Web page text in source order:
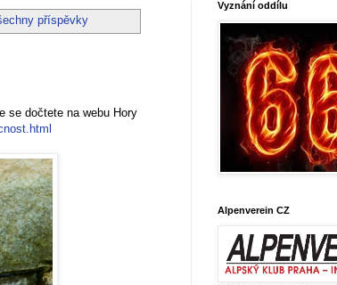
příspěvky
se dočtete na webu Hory
Vyznání oddílu
Alpenverein CZ